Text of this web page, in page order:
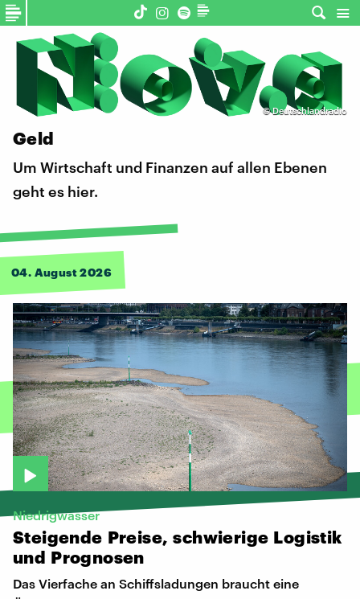
©Deutschlandradio
Geld
Um Wirtschaft und Finanzen auf allen Ebenen
geht es hier.
04. August 2026
Niedrigwasser
Steigende Preise, schwierige Logistik
und Prognosen
Das Vierfache an Schiffsladungen braucht eine